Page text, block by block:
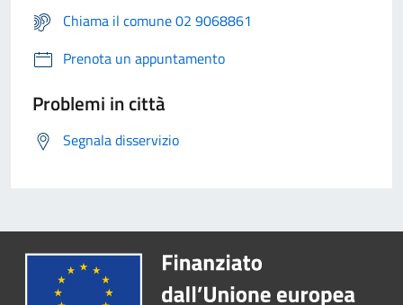
Chiama il comune 02 9068861
Prenota un appuntamento
Problemi in città
Segnala disservizio